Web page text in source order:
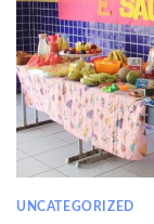
UNCATEGORIZED